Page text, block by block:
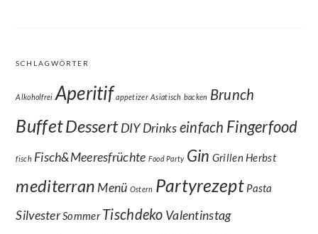
SCHLAGWÖRTER
Alkoholfrei Aperitif appetizer Asiatisch backen Brunch
BuffetDessert DIY Drinkseinfach Fingerfood
fisch Fisch&Meeresfrüchte Food Party Gin Grillen Herbst
mediterran Menü Ostern Partyrezept Pasta
SilvesterSommer Tischdeko Valentinstag